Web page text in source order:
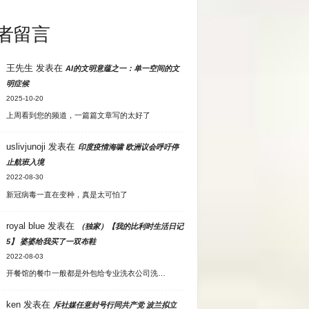
留言
王先生 发表在 AI的文明意蕴之一：单一空间的文
明症候
2025-10-20
上周看到您的频道，一篇篇文章写的太好了
uslivjunoji 发表在 印度疫情海啸 欧洲议会呼吁停
止航班入境
2022-08-30
新冠病毒一直在变种，真是太可怕了
royal blue发表在
（独家）【我的比利时生活日记
5】 婆婆给我买了一双布鞋
2022-08-03
开餐馆的餐巾一般都是外包给专业洗衣公司洗…
ken发表在 斥社媒任意封号行同共产党 波兰拟立